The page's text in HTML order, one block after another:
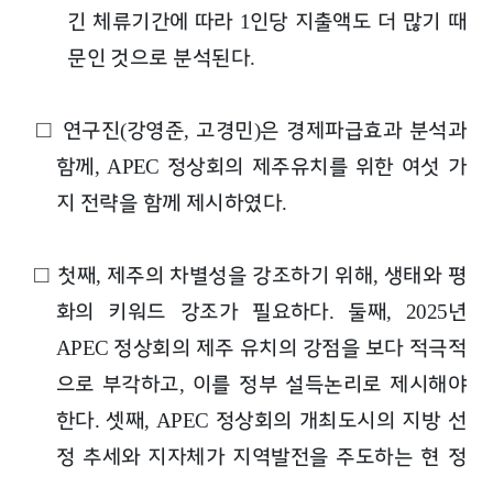
긴 체류기간에 따라 1인당 지출액도 더 많기 때
문인 것으로 분석된다.
□ 연구진(강영준, 고경민)은 경제파급효과 분석과
함께, APEC 정상회의 제주유치를 위한 여섯 가
지 전략을 함께 제시하였다.
□ 첫째, 제주의 차별성을 강조하기 위해,생태와 평
화의 키워드 강조가 필요하다. 둘째, 2025년
APEC 정상회의 제주 유치의 강점을 보다 적극적
으로 부각하고, 이를 정부 설득논리로 제시해야
한다.셋째, APEC 정상회의 개최도시의 지방 선
정 추세와 지자체가 지역발전을 주도하는 현 정